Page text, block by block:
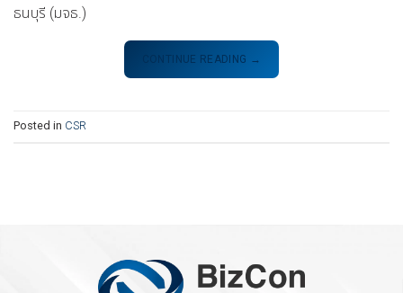
ธนบุรี (มจธ.)
CONTINUE READING →
Posted in CSR